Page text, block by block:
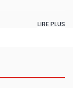
LIRE PLUS